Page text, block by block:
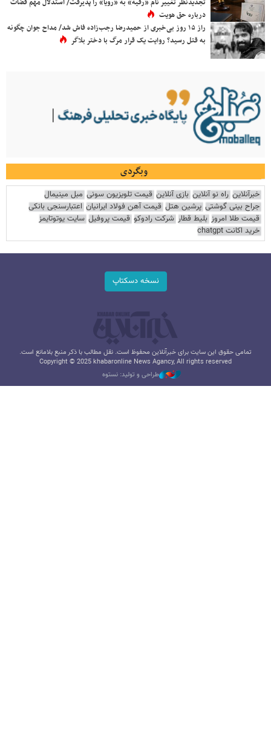
درباره حق هویت
راز ۱۵ روز بی‌خبری از حمیدرضا رجب‌زاده فاش شد/ مداح جوان چگونه
به قتل رسید؟ روایت یک قرار مرگ با دختر بلاگر
وبگردی
خبرآنلاین راه نو آنلاین بازی آنلاین قیمت تلویزیون سونی مبل مینیمال
جراح بینی گوشتی پرشین هتل قیمت آهن فولاد ایرانیان اعتبارسنجی بانکی
قیمت طلا امروز بلیط قطار شرکت رادوکو قیمت پروفیل سایت یوتوتایمز
خرید اکانت chatgpt
نسخه دسکتاپ
تمامی حقوق این سایت برای خبرآنلاین محفوظ است. نقل مطالب با ذکر منبع بلامانع است.
Copyright © 2025 khabaronline News Agancy, All rights reserved
طراحی و تولید: نستوه